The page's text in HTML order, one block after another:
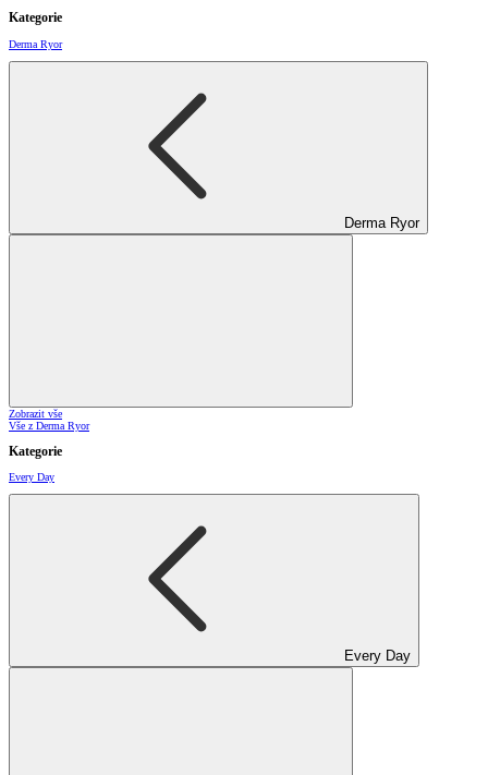
Kategorie
Derma Ryor
Derma Ryor
Zobrazit vše
Vše z Derma Ryor
Kategorie
Every Day
Every Day